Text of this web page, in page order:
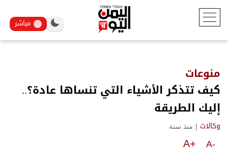
مباشر
منوعات
كيف تتذكر الأشياء التي تنساها عادة؟..
إليك الطريقة
وكالات | منذ سنة
A-
A+